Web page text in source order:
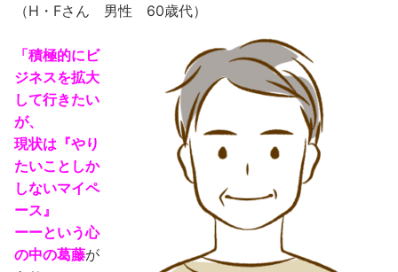
（H・Fさん 男性 60歳代）
「積極的にビ
ジネスを拡大
して行きたい
が、
現状は『やり
たいことしか
しないマイペ
ース』
ーーという心
の中の葛藤が